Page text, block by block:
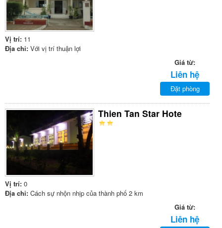
Vị trí: 11
Địa chỉ: Với vị trí thuận lợi
Giá từ:
Liên hệ
Đặt phòng
Thien Tan Star Hote
Vị trí: 0
Địa chỉ: Cách sự nhộn nhịp của thành phố 2 km
Giá từ:
Liên hệ